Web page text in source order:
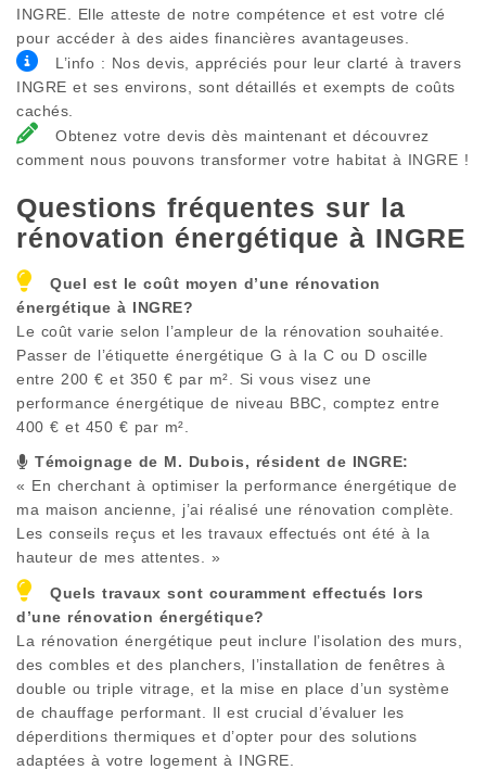
INGRE. Elle atteste de notre compétence et est votre clé
pour accéder à des aides financières avantageuses.
L’info : Nos devis, appréciés pour leur clarté à travers
INGRE et ses environs, sont détaillés et exempts de coûts
cachés.
Obtenez votre devis dès maintenant et découvrez
comment nous pouvons transformer votre habitat à INGRE !
Questions fréquentes sur la
rénovation énergétique à INGRE
Quel est le coût moyen d’une rénovation
énergétique à INGRE?
Le coût varie selon l’ampleur de la rénovation souhaitée.
Passer de l’étiquette énergétique G à la C ou D oscille
entre 200 € et 350 € par m². Si vous visez une
performance énergétique de niveau BBC, comptez entre
400 € et 450 € par m².
Témoignage de M. Dubois, résident de INGRE:
« En cherchant à optimiser la performance énergétique de
ma maison ancienne, j’ai réalisé une rénovation complète.
Les conseils reçus et les travaux effectués ont été à la
hauteur de mes attentes. »
Quels travaux sont couramment effectués lors
d’une rénovation énergétique?
La rénovation énergétique peut inclure l’isolation des murs,
des combles et des planchers, l’installation de fenêtres à
double ou triple vitrage, et la mise en place d’un système
de chauffage performant. Il est crucial d’évaluer les
déperditions thermiques et d’opter pour des solutions
adaptées à votre logement à INGRE